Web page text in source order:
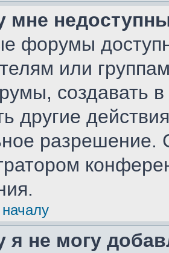
мне
форумы
или
создавать
другие
разрешение.
я не могу